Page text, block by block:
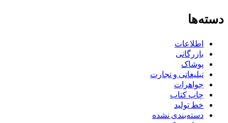
دسته‌ها
اطلاعات
بازرگانی
پوشاک
تبلیغاتی و تجارت
جواهرات
چاپ کتاب
خط تولید
دسته‌بندی نشده